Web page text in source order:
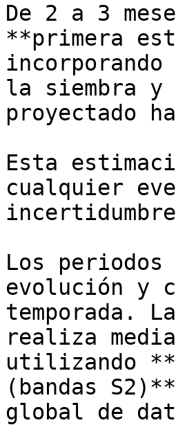
De 2 a 3
**primera
incorporando
la siembra y
proyectado
Esta
cualquier
Los periodos
evolución y
temporada.
realiza
utilizando
(bandas
global de